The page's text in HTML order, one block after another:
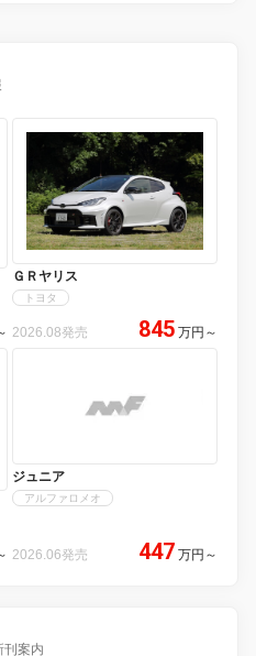
ＧＲヤリス
トヨタ
2026.08発売 845 万円 ～
ジュニア
アルファロメオ
2026.06発売 447 万円 ～
刊案内